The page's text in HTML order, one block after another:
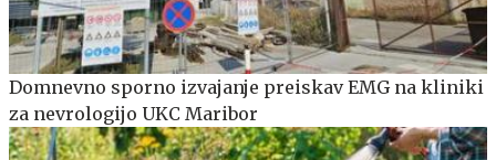
Domnevno sporno izvajanje preiskav EMG na kliniki
za nevrologijo UKC Maribor